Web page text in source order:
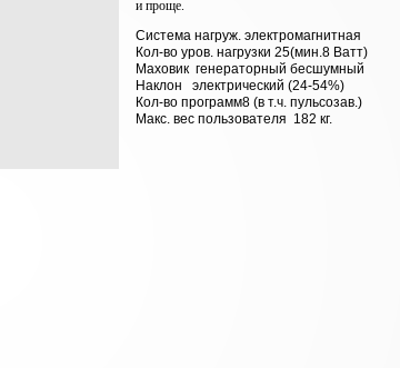
и проще.
Система нагруж. электромагнитная
Кол-во уров. нагрузки 25(мин.8 Ватт)
Маховик генераторный бесшумный
Наклон электрический (24-54%)
Кол-во программ8 (в т.ч. пульсозав.)
Макс. вес пользователя 182 кг.